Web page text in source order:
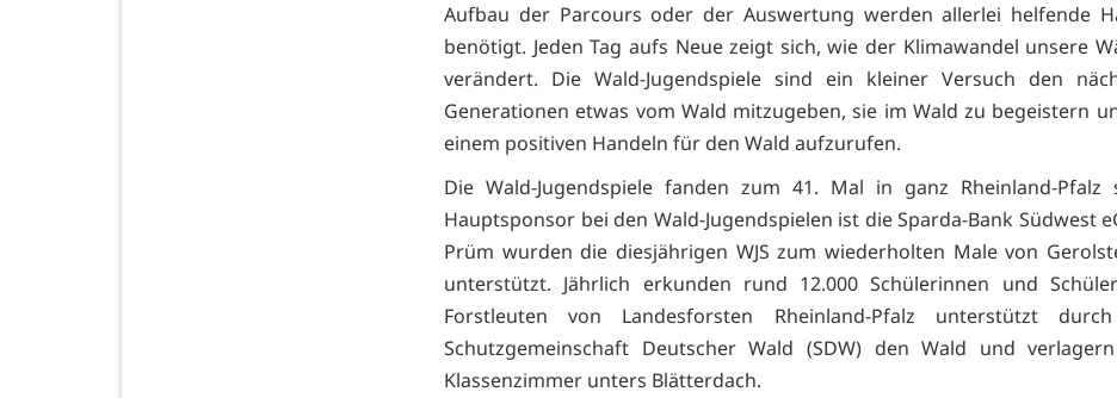
Aufbau der Parcours oder der Auswertung werden allerlei helfende
benötigt. Jeden Tag aufs Neue zeigt sich, wie der Klimawandel unsere
verändert. Die Wald-Jugendspiele sind ein kleiner Versuch den
Generationen etwas vom Wald mitzugeben, sie im Wald zu begeistern
einem positiven Handeln für den Wald aufzurufen.
Die Wald-Jugendspiele fanden zum 41. Mal in ganz Rheinland-Pfalz
Hauptsponsor bei den Wald-Jugendspielen ist die Sparda-Bank Südwest
Prüm wurden die diesjährigen WJS zum wiederholten Male von
unterstützt. Jährlich erkunden rund 12.000 Schülerinnen und
Forstleuten von Landesforsten Rheinland-Pfalz unterstützt
Schutzgemeinschaft Deutscher Wald (SDW) den Wald und
Klassenzimmer unters Blätterdach.